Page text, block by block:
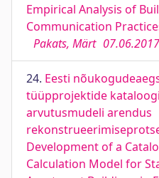
Empirical Analysis of
Communication
Pakats, Märt 07.06.2017
24. Eesti
tüüpprojektide
arvutusmudeli arendus
Development of a
Calculation Model for